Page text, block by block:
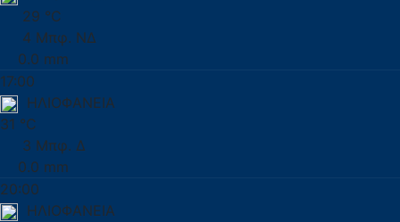
29 °C
4 Μπφ. ΝΔ
0.0 mm
17:00
ΗΛΙΟΦΑΝΕΙΑ
31 °C
3 Μπφ. Δ
0.0 mm
20:00
ΗΛΙΟΦΑΝΕΙΑ